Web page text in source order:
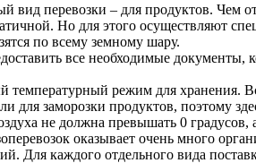
перевозки – для продуктов. Чем
Но для этого осуществляют
по всему земному шару.
все необходимые
режим для хранения.
заморозки продуктов, поэтому
не должна превышать 0 градусов,
оказывает очень много
Для каждого отдельного вида